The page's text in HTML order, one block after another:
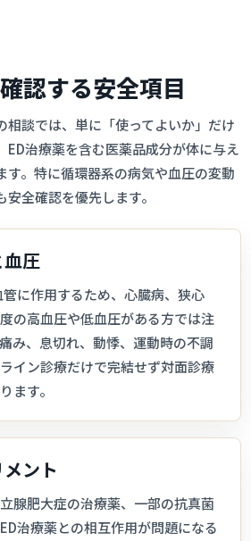
認する安全項目
相談では、単に「使ってよいか」だけ
ED治療薬を含む医薬品成分が体に与え
す。特に循環器系の病気や血圧の変動
全確認を優先します。
圧
に作用するため、心臓病、狭心
の高血圧や低血圧がある方では注
み、息切れ、動悸、運動時の不調
イン診療だけで完結せず対面診療
ます。
ント
腺肥大症の治療薬、一部の抗真菌
治療薬との相互作用が問題になる